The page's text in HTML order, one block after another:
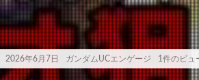
2026年6月7日 ガンダムUCエンゲージ 1件のビュ